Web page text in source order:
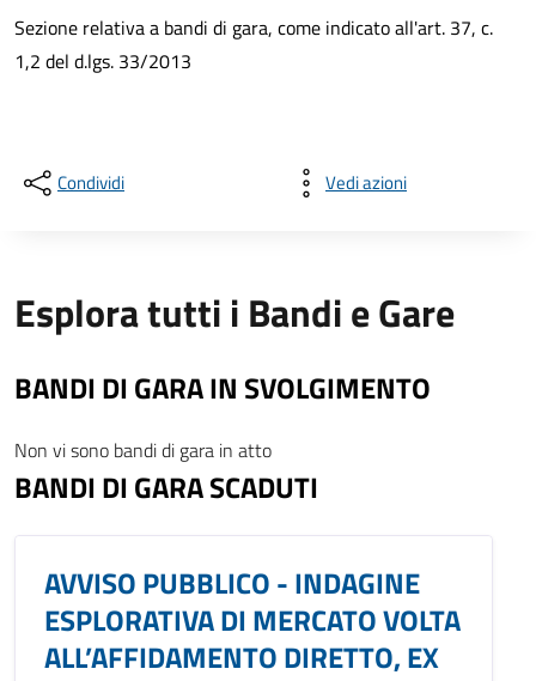
Sezione relativa a bandi di gara, come indicato all'art. 37, c.
1,2 del d.lgs. 33/2013
Condividi Vedi azioni
Esplora tutti i Bandi e Gare
BANDI DI GARA IN SVOLGIMENTO
Non vi sono bandi di gara in atto
BANDI DI GARA SCADUTI
AVVISO PUBBLICO - INDAGINE
ESPLORATIVA DI MERCATO VOLTA
ALL’AFFIDAMENTO DIRETTO, EX